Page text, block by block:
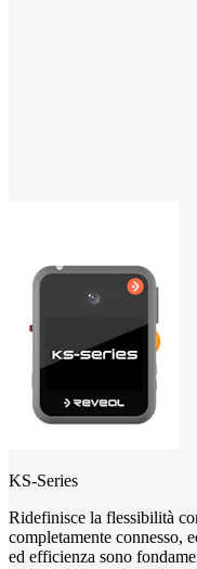
KS-Series
Ridefinisce la flessibilità
completamente connesso,
ed efficienza sono